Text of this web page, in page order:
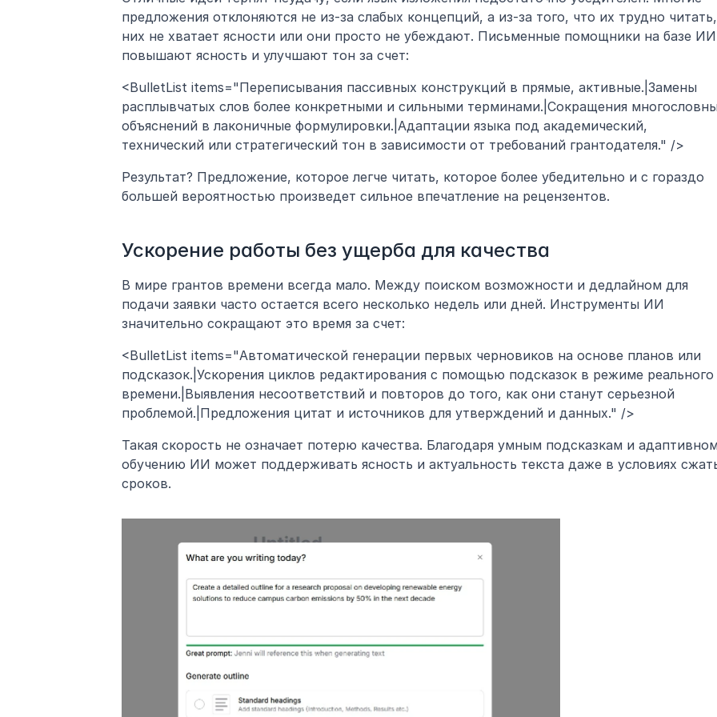
предложения отклоняются не из-за слабых концепций, а из-за того, что их трудно
них не хватает ясности или они просто не убеждают. Письменные помощники на базе ИИ
повышают ясность и улучшают тон за счет:
<BulletList items="Переписывания пассивных конструкций в прямые, активные.|Замены
расплывчатых слов более конкретными и сильными терминами.|Сокращения
объяснений в лаконичные формулировки.|Адаптации языка под академический,
технический или стратегический тон в зависимости от требований грантодателя." />
Результат? Предложение, которое легче читать, которое более убедительно и с гораздо
большей вероятностью произведет сильное впечатление на рецензентов.
Ускорение работы без ущерба для качества
В мире грантов времени всегда мало. Между поиском возможности и дедлайном для
подачи заявки часто остается всего несколько недель или дней. Инструменты ИИ
значительно сокращают это время за счет:
<BulletList items="Автоматической генерации первых черновиков на основе планов или
подсказок.|Ускорения циклов редактирования с помощью подсказок в режиме реального
времени.|Выявления несоответствий и повторов до того, как они станут серьезной
проблемой.|Предложения цитат и источников для утверждений и данных." />
Такая скорость не означает потерю качества. Благодаря умным подсказкам и
обучению ИИ может поддерживать ясность и актуальность текста даже в условиях
сроков.